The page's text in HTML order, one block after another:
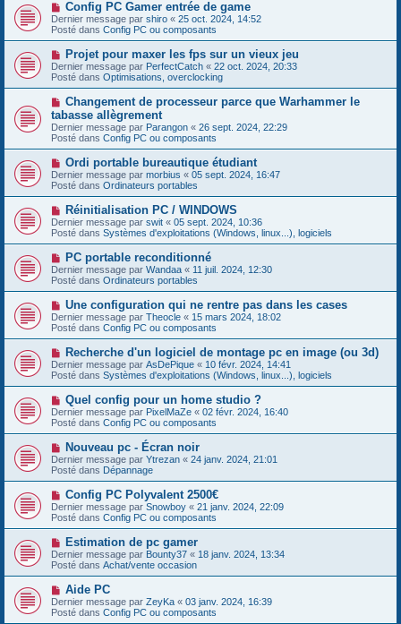
s
g
e
u
m
e
s
s
a
g
e
N
o
u
v
e
a
u
m
e
s
s
a
g
e
Config PC Gamer entrée de game
Dernier message par shiro « 25 oct. 2024, 14:52
Posté dans Config PC ou composants
N
o
u
v
a
u
m
e
s
s
g
e
Projet pour maxer les fps sur un vieux jeu
Dernier message par PerfectCatch « 22 oct. 2024, 20:33
Posté dans Optimisations, overclocking
N
o
u
v
e
a
u
m
e
s
s
a
g
e
Changement de processeur parce que Warhammer le
tabasse allègrement
Dernier message par Parangon « 26 sept. 2024, 22:29
Posté dans Config PC ou composants
N
o
u
v
e
a
u
m
e
s
a
g
e
Ordi portable bureautique étudiant
Dernier message par morbius « 05 sept. 2024, 16:47
Posté dans Ordinateurs portables
N
o
u
v
e
a
u
m
e
s
s
a
g
e
Réinitialisation PC / WINDOWS
Dernier message par swit « 05 sept. 2024, 10:36
Posté dans Systèmes d'exploitations (Windows, linux...), logiciels
N
o
u
v
e
a
u
m
e
s
a
g
e
PC portable reconditionné
Dernier message par Wandaa « 11 juil. 2024, 12:30
Posté dans Ordinateurs portables
N
o
u
v
e
a
u
m
e
s
s
a
g
e
Une configuration qui ne rentre pas dans les cases
Dernier message par Theocle « 15 mars 2024, 18:02
Posté dans Config PC ou composants
N
o
u
v
a
u
m
e
s
a
g
e
Recherche d'un logiciel de montage pc en image (ou 3d)
Dernier message par AsDePique « 10 févr. 2024, 14:41
Posté dans Systèmes d'exploitations (Windows, linux...), logiciels
N
o
u
v
e
a
u
m
e
s
s
a
g
e
Quel config pour un home studio ?
Dernier message par PixelMaZe « 02 févr. 2024, 16:40
Posté dans Config PC ou composants
N
o
u
v
a
u
m
e
s
a
g
Nouveau pc - Écran noir
Dernier message par Ytrezan « 24 janv. 2024, 21:01
Posté dans Dépannage
N
o
u
v
e
a
u
m
e
s
s
a
g
Config PC Polyvalent 2500€
Dernier message par Snowboy « 21 janv. 2024, 22:09
Posté dans Config PC ou composants
N
o
u
v
a
u
m
Estimation de pc gamer
Dernier message par Bounty37 « 18 janv. 2024, 13:34
Posté dans Achat/vente occasion
N
o
u
v
Aide PC
Dernier message par ZeyKa « 03 janv. 2024, 16:39
Posté dans Config PC ou composants